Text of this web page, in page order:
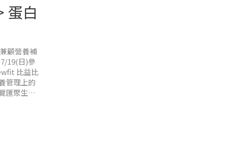
蛋白
顧營養補
19(日)參
比益比
管理上的
匯聚生
食纖維則